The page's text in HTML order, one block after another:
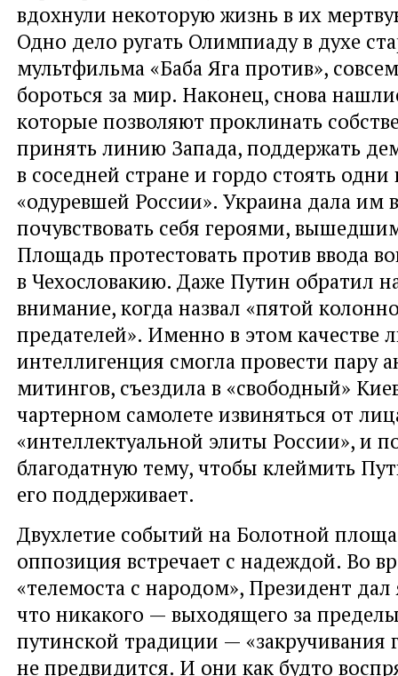
вдохнули некоторую жизнь в их
Одно дело ругать Олимпиаду в духе
мультфильма «Баба Яга против»,
бороться за мир. Наконец, снова
которые позволяют проклинать
принять линию Запада, поддержать
в соседней стране и гордо стоять одни
«одуревшей России». Украина дала им
почувствовать себя героями,
Площадь протестовать против ввода
в Чехословакию. Даже Путин обратил
внимание, когда назвал «пятой
предателей». Именно в этом качестве
интеллигенция смогла провести пару
митингов, съездила в «свободный»
чартерном самолете извиняться от
«интеллектуальной элиты России», и
благодатную тему, чтобы клеймить
его поддерживает.
Двухлетие событий на Болотной
оппозиция встречает с надеждой. Во
«телемоста с народом», Президент дал
что никакого — выходящего за
путинской традиции — «закручивания
не предвидится. И они как будто